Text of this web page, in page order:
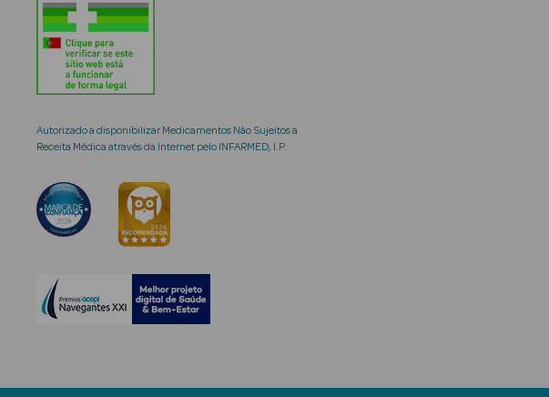
Autorizado a disponibilizar Medicamentos Não Sujeitos a
Receita Médica através da Internet pelo INFARMED, I.P.